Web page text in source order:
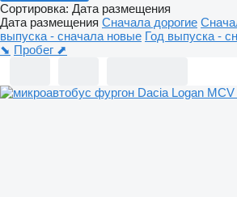
Сортировка: Дата размещения
Дата размещения Сначала дорогие
выпуска - сначала новые Год выпуска -
⬊ Пробег ⬈